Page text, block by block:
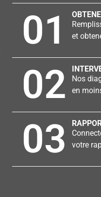
01
et
02
Nos
en
03
votre